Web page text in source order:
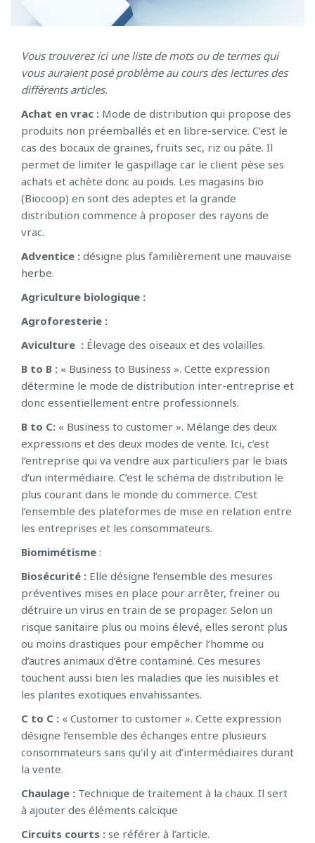
Vous trouverez ici une liste de mots ou de termes qui
vous auraient posé problème au cours des lectures des
différents articles.
Achat en vrac : Mode de distribution qui propose des
produits non préemballés et en libre-service. C’est le
cas des bocaux de graines, fruits sec, riz ou pâte. Il
permet de limiter le gaspillage car le client pèse ses
achats et achète donc au poids. Les magasins bio
(Biocoop) en sont des adeptes et la grande
distribution commence à proposer des rayons de
vrac.
Adventice : désigne plus familièrement une mauvaise
herbe.
Agriculture biologique :
Agroforesterie :
Aviculture : Élevage des oiseaux et des volailles.
B to B : « Business to Business ». Cette expression
détermine le mode de distribution inter-entreprise et
donc essentiellement entre professionnels.
B to C: « Business to customer ». Mélange des deux
expressions et des deux modes de vente. Ici, c’est
l’entreprise qui va vendre aux particuliers par le biais
d’un intermédiaire. C’est le schéma de distribution le
plus courant dans le monde du commerce. C’est
l’ensemble des plateformes de mise en relation entre
les entreprises et les consommateurs.
Biomimétisme :
Biosécurité : Elle désigne l’ensemble des mesures
préventives mises en place pour arrêter, freiner ou
détruire un virus en train de se propager. Selon un
risque sanitaire plus ou moins élevé, elles seront plus
ou moins drastiques pour empêcher l’homme ou
d’autres animaux d’être contaminé. Ces mesures
touchent aussi bien les maladies que les nuisibles et
les plantes exotiques envahissantes.
C to C : « Customer to customer ». Cette expression
désigne l’ensemble des échanges entre plusieurs
consommateurs sans qu’il y ait d’intermédiaires durant
la vente.
Chaulage : Technique de traitement à la chaux. Il sert
à ajouter des éléments calcique
Circuits courts : se référer à l’article.